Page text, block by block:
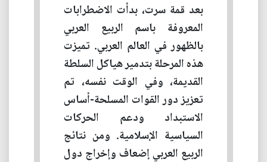
بعد قمة سرت، بدأت الاضطرابات
المعروفة باسم الربيع العربي
بالظهور في العالم العربي. تميزت
هذه المرحلة بتدمير هياكل السلطة
القديمة، وفي الوقت نفسه، تم
تعزيز دور القوات المسلحة-أساس
الاستبداد ودعم الحركات
السياسية الإسلامية. ومن نتائج
الربيع العربي إضعاف وإخراج دول